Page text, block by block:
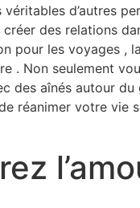
d’autres
des relations
pour les voyages ,
. Non seulement
des aînés autour du
réanimer votre vie